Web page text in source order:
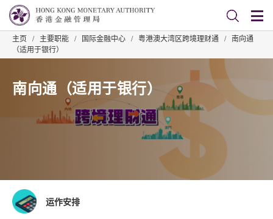
主页 / 主要职能 / 国际金融中心 / 粤港澳大湾区跨境理财通 /
南向通
（适用于银行）
南向通（适用于银行）
运作安排